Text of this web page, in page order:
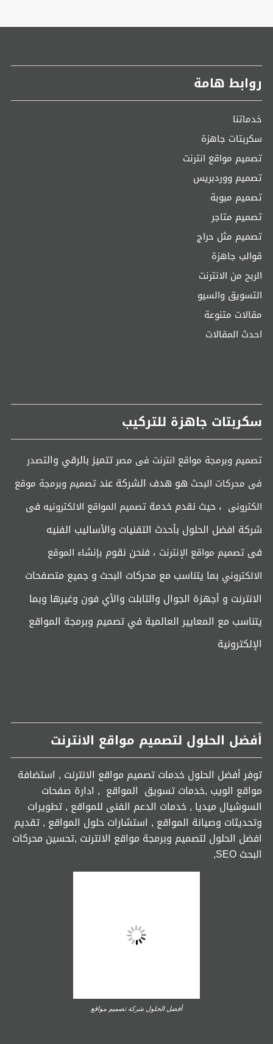
روابط هامة
خدماتنا
سكربتات جاهزة
تصميم مواقع انترنت
تصميم ووردبريس
تصميم مبوبة
تصميم متاجر
تصميم مثل حراج
قوالب جاهزة
الربح من الانترنت
التسويق والسيو
مقالات متنوعة
احدث المقالات
سكربتات جاهزة للتركيب
تصميم وبرمجة مواقع انترنت فى مصرتتميز بالرقي والتصدر
فى محركات البحث هو هدف الشركة عندتصميم وبرمجة موقع
الكترونى ، حيث نقدم خدمة تصميم المواقع الالكترونيه فى
شركة افضل الحلول بأحدث التقنيات والأساليب الفنيه
فى تصميم مواقع الإنترنت ، فنحن نقوم بإنشاء الموقع
الالكتروني بما يتناسب مع محركات البحث و جميع متصفحات
الانترنت و أجهزة الجوال والتابلت والأي فون وغيرها وبما
يتناسب مع المعايير العالمية في تصميم وبرمجة المواقع
الإلكترونية
أفضل الحلول لتصميم مواقع الانترنت
توفر أفضل الحلول خدمات تصميم مواقع الانترنت , استضافة
مواقع الويب ,خدمات تسويق المواقع , ادارة صفحات
السوشيال ميديا , خدمات الدعم الفنى للمواقع , تطويرات
وتحديثات وصيانة المواقع , استشارات حلول المواقع , تقديم
افضل الحلول لتصميم وبرمجة مواقع الانترنت ,تحسين محركات
البحث SEO,
أفضل الحلول شركة تصميم مواقع